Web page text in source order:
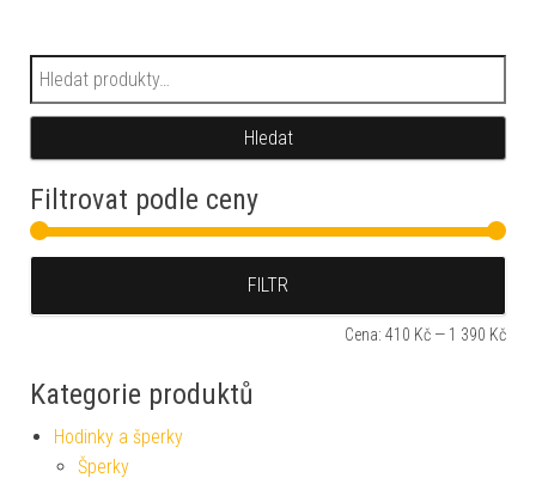
Hledat:
Hledat
Filtrovat podle ceny
FILTR
Cena: 410 Kč — 1 390 Kč
Kategorie produktů
Hodinky a šperky
Šperky